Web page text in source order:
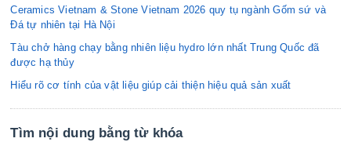
Ceramics Vietnam & Stone Vietnam 2026 quy tụ ngành Gốm sứ và
Đá tự nhiên tại Hà Nội
Tàu chở hàng chạy bằng nhiên liệu hydro lớn nhất Trung Quốc đã
được hạ thủy
Hiểu rõ cơ tính của vật liệu giúp cải thiện hiệu quả sản xuất
Tìm nội dung bằng từ khóa